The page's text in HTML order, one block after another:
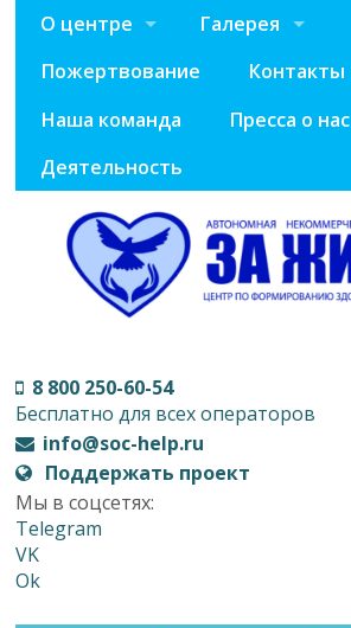
О центре
Галерея
Пожертвование
Контакты
Наша команда
Пресса о нас
Деятельность
8 800 250-60-54
Бесплатно для всех операторов
info@soc-help.ru
Поддержать проект
Мы в соцсетях:
Telegram
VK
Ok